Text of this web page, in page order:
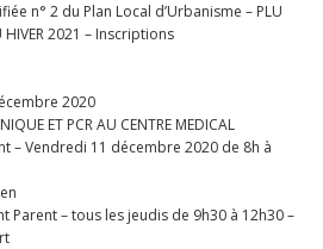
n° 2 du Plan Local d’Urbanisme – PLU
HIVER 2021 – Inscriptions
2020
ET PCR AU CENTRE MEDICAL
– Vendredi 11 décembre 2020 de 8h à
Parent – tous les jeudis de 9h30 à 12h30 –